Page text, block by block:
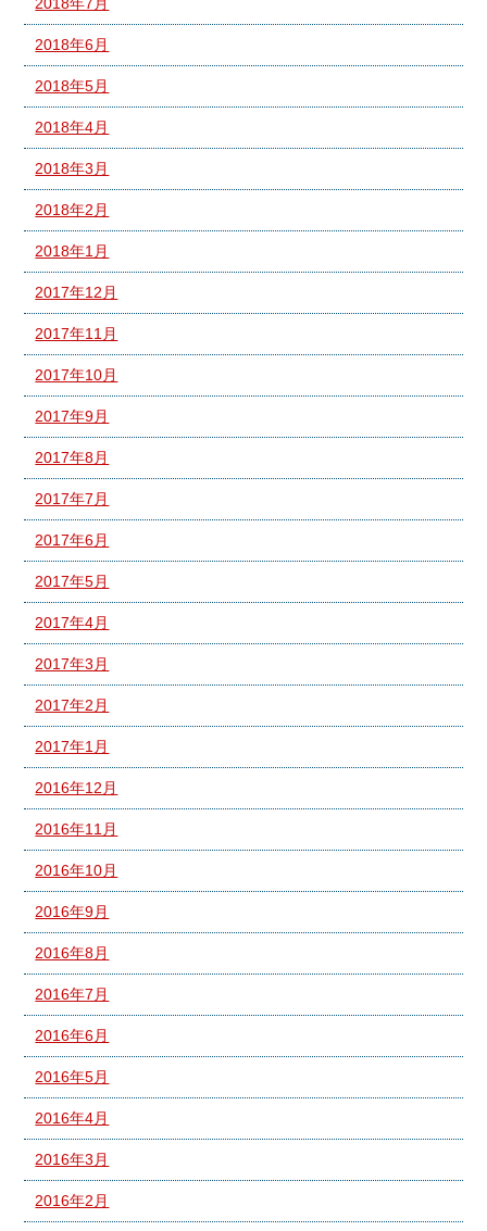
2018年6月
2018年5月
2018年4月
2018年3月
2018年2月
2018年1月
2017年12月
2017年11月
2017年10月
2017年9月
2017年8月
2017年7月
2017年6月
2017年5月
2017年4月
2017年3月
2017年2月
2017年1月
2016年12月
2016年11月
2016年10月
2016年9月
2016年8月
2016年7月
2016年6月
2016年5月
2016年4月
2016年3月
2016年2月